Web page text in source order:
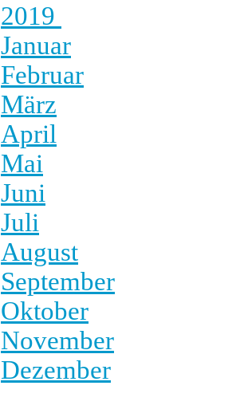
2019
Januar
Februar
März
April
Mai
Juni
Juli
August
September
Oktober
November
Dezember